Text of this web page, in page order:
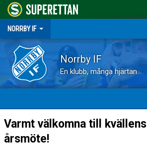
NORRBY IF
Norrby IF
En klubb, många hjärtan
HEM
NYHETER
Varmt välkomna till kvällens
årsmöte!